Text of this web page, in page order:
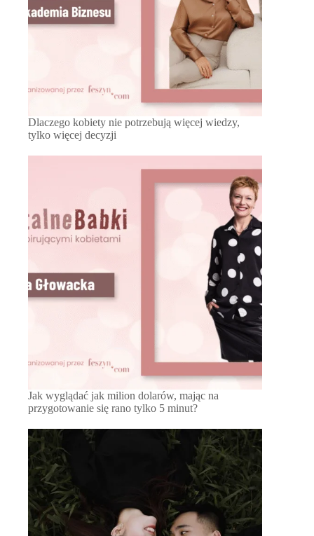
Dlaczego kobiety nie potrzebują więcej wiedzy,
tylko więcej decyzji
Jak wyglądać jak milion dolarów, mając na
przygotowanie się rano tylko 5 minut?